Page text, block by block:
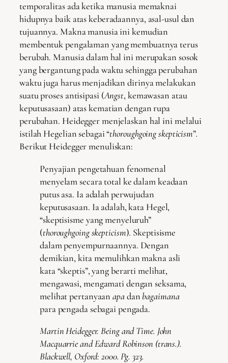
temporalitas ada ketika manusia memaknai
hidupnya baik atas keberadaannya, asal-usul dan
tujuannya. Makna manusia ini kemudian
membentuk pengalaman yang membuatnya terus
berubah. Manusia dalam hal ini merupakan sosok
yang bergantung pada waktu sehingga perubahan
waktu juga harus menjadikan dirinya melakukan
suatu proses antisipasi (Angst, kemawasan atau
keputusasaan) atas kematian dengan rupa
perubahan. Heidegger menjelaskan hal ini melalui
istilah Hegelian sebagai “thoroughgoing skepticism”.
Berikut Heidegger menuliskan:
Penyajian pengetahuan fenomenal
menyelam secara total ke dalam keadaan
putus asa. Ia adalah perwujudan
keputusasaan. Ia adalah, kata Hegel,
“skeptisisme yang menyeluruh”
(thoroughgoing skepticism). Skeptisisme
dalam penyempurnaannya. Dengan
demikian, kita memulihkan makna asli
kata “skeptis”, yang berarti melihat,
mengawasi, mengamati dengan seksama,
melihat pertanyaanapadan bagaimana
para pengada sebagai pengada.
Martin Heidegger.Being and Time. John
Macquarrie and Edward Robinson (trans.).
Blackwell, Oxford: 2000. Pg. 323.